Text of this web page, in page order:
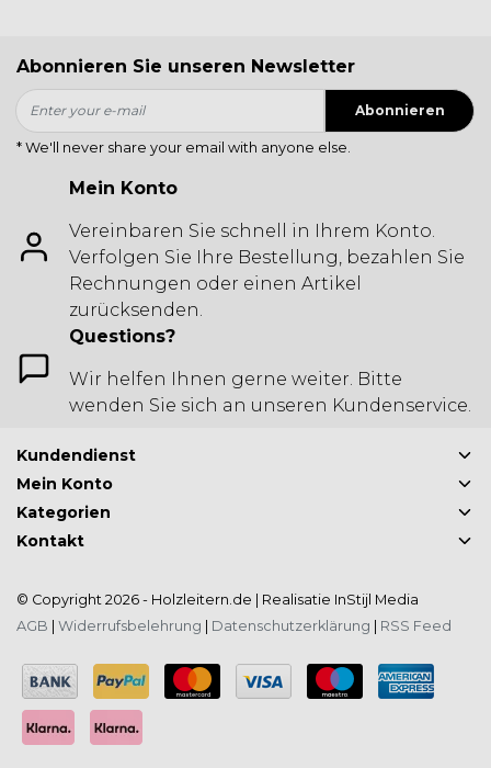
Abonnieren Sie unseren Newsletter
Abonnieren
* We'll never share your email with anyone else.
Mein Konto
Vereinbaren Sie schnell in Ihrem Konto.
Verfolgen Sie Ihre Bestellung, bezahlen Sie
Rechnungen oder einen Artikel
zurücksenden.
Questions?
Wir helfen Ihnen gerne weiter. Bitte
wenden Sie sich an unseren Kundenservice.
Kundendienst
Mein Konto
Kategorien
Kontakt
© Copyright 2026 - Holzleitern.de | Realisatie InStijl Media
AGB
Widerrufsbelehrung Datenschutzerklärung RSS Feed